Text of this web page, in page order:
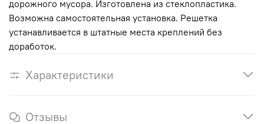
дорожного мусора. Изготовлена из стеклопластика.
Возможна самостоятельная установка. Решетка
устанавливается в штатные места креплений без
доработок.
Характеристики
Отзывы